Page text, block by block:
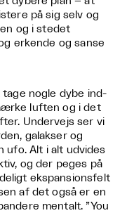
på sig selv og
og i stedet
erkende og sanse
nogle dybe ind-
luften og i det
Undervejs ser vi
galakser og
ufo. Alt i alt udvides
og der peges på
ekspansionsfelt
af det også er en
mentalt. ”You